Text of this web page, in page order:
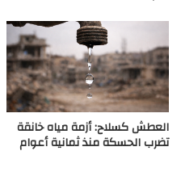
العطش كسلاح: أزمة مياه خانقة
تضرب الحسكة منذ ثمانية أعوام